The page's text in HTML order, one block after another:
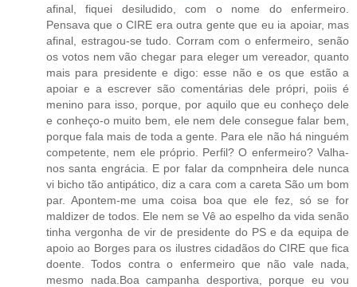
afinal, fiquei desiludido, com o nome do enfermeiro.
Pensava que o CIRE era outra gente que eu ia apoiar, mas
afinal, estragou-se tudo. Corram com o enfermeiro, senão
os votos nem vão chegar para eleger um vereador, quanto
mais para presidente e digo: esse não e os que estão a
apoiar e a escrever são comentárias dele própri, poiis é
menino para isso, porque, por aquilo que eu conheço dele
e conheço-o muito bem, ele nem dele consegue falar bem,
porque fala mais de toda a gente. Para ele não há ninguém
competente, nem ele próprio. Perfil? O enfermeiro? Valha-
nos santa engrácia. E por falar da compnheira dele nunca
vi bicho tão antipático, diz a cara com a careta São um bom
par. Apontem-me uma coisa boa que ele fez, só se for
maldizer de todos. Ele nem se Vê ao espelho da vida senão
tinha vergonha de vir de presidente do PS e da equipa de
apoio ao Borges para os ilustres cidadãos do CIRE que fica
doente. Todos contra o enfermeiro que não vale nada,
mesmo nada.Boa campanha desportiva, porque eu vou